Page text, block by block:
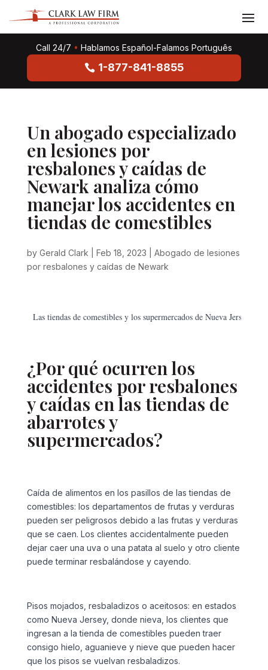
Call 24/7 • Hablamos Español-Falamos Português
1-877-841-8855
Un abogado especializado
en lesiones por
resbalones y caídas de
Newark analiza cómo
manejar los accidentes en
tiendas de comestibles
by Gerald Clark Feb 18, 2023
Abogado de lesiones
por resbalones y caídas de Newark
Las tiendas de comestibles y los supermercados de Nueva Jersey
¿Por qué ocurren los
accidentes por resbalones
y caídas en las tiendas de
abarrotes y
supermercados?
Caída de alimentos en los pasillos de las tiendas de
comestibles: los departamentos de frutas y verduras
pueden ser peligrosos debido a las frutas y verduras
que se caen. Los clientes accidentalmente pueden
dejar caer una uva o una patata al suelo y otro cliente
puede terminar resbalándose y cayendo.
Pisos mojados, resbaladizos o aceitosos: en estados
como Nueva Jersey, donde nieva, los clientes que
ingresan a la tienda de comestibles pueden traer
consigo hielo, aguanieve y nieve que pueden hacer
que los pisos se vuelvan resbaladizos.